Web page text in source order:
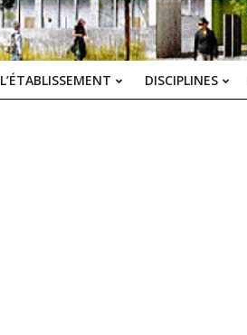
Primary
DISCIPLINES